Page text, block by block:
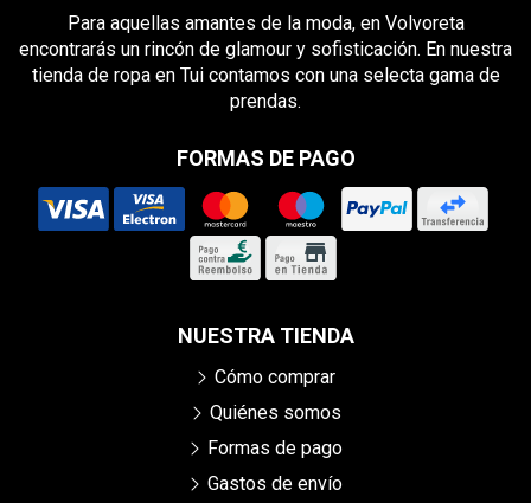
Para aquellas amantes de la moda, en Volvoreta
encontrarás un rincón de glamour y sofisticación. En nuestra
tienda de ropa en Tui contamos con una selecta gama de
prendas.
FORMAS DE PAGO
NUESTRA TIENDA
Cómo comprar
Quiénes somos
Formas de pago
Gastos de envío